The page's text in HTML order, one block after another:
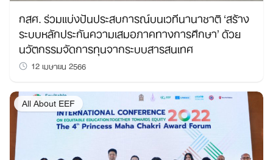
กสศ. ร่วมแบ่งปันประสบการณ์บนเวทีนานาชาติ ‘สร้าง
ระบบหลักประกันความเสมอภาคทางการศึกษา’ ด้วย
นวัตกรรมจัดการทุนจากระบบสารสนเทศ
12 เมษายน 2566
All About EEF